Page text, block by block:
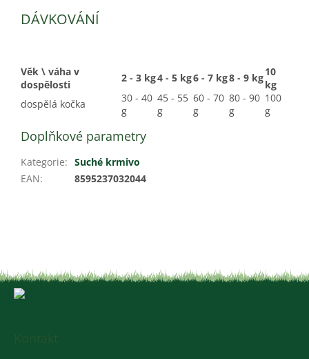
DÁVKOVÁNÍ
Věk \ váha v
dospělosti
2 - 3 kg4 - 5 kg6 - 7 kg8 - 9 kg10
kg
dospělá kočka
30 - 40
g
45 - 55
g
60 - 70
g
80 - 90
g
100
g
Doplňkové parametry
Kategorie: Suché krmivo
EAN: 8595237032044